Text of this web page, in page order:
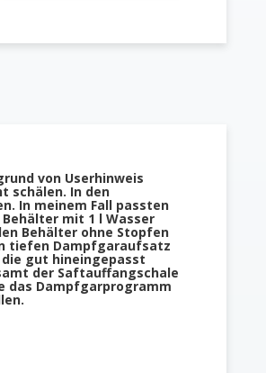
von Userhinweis
schälen. In den
In meinem Fall passten
mit 1 l Wasser
Behälter ohne Stopfen
tiefen Dampfgaraufsatz
gut hineingepasst
der Saftauffangschale
das Dampfgarprogramm